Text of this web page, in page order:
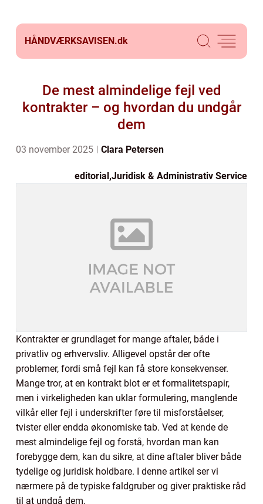
HÅNDVÆRKSAVISEN.dk
De mest almindelige fejl ved
kontrakter – og hvordan du undgår
dem
03 november 2025 Clara Petersen
editorial,Juridisk & Administrativ Service
Kontrakter er grundlaget for mange aftaler, både i
privatliv og erhvervsliv. Alligevel opstår der ofte
problemer, fordi små fejl kan få store konsekvenser.
Mange tror, at en kontrakt blot er et formalitetspapir,
men i virkeligheden kan uklar formulering, manglende
vilkår eller fejl i underskrifter føre til misforståelser,
tvister eller endda økonomiske tab. Ved at kende de
mest almindelige fejl og forstå, hvordan man kan
forebygge dem, kan du sikre, at dine aftaler bliver både
tydelige og juridisk holdbare. I denne artikel ser vi
nærmere på de typiske faldgruber og giver praktiske råd
til at undgå dem.